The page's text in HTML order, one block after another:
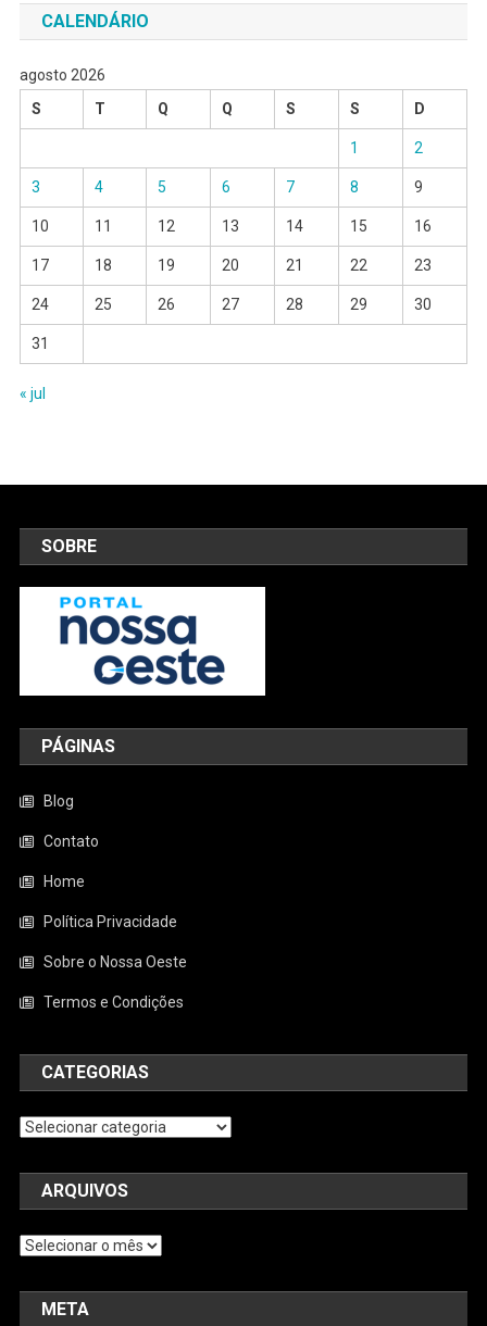
CALENDÁRIO
agosto 2026
S
T Q Q S S D
1 2
3 4 5 6 7 8 9
10 11 12 13 14 15 16
17 18 19 20 21 22 23
24 25 26 27 28 29 30
31
« jul
SOBRE
PÁGINAS
Blog
Contato
Home
Política Privacidade
Sobre o Nossa Oeste
Termos e Condições
CATEGORIAS
Categorias
ARQUIVOS
Arquivos
META